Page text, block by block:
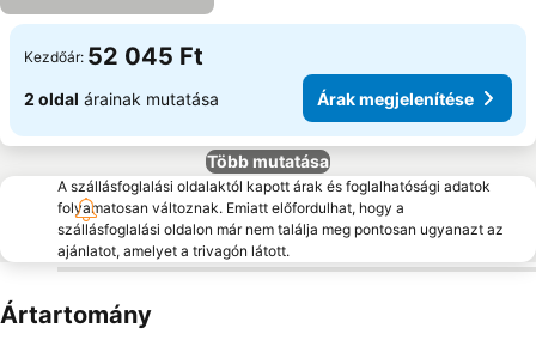
Kezdőár: 52 045 Ft
2 oldal árainak mutatása Árak megjelenítése
Több mutatása
A szállásfoglalási oldalaktól kapott árak és foglalhatósági adatok
folyamatosan változnak. Emiatt előfordulhat, hogy a
szállásfoglalási oldalon már nem találja meg pontosan ugyanazt az
ajánlatot, amelyet a trivagón látott.
Ártartomány